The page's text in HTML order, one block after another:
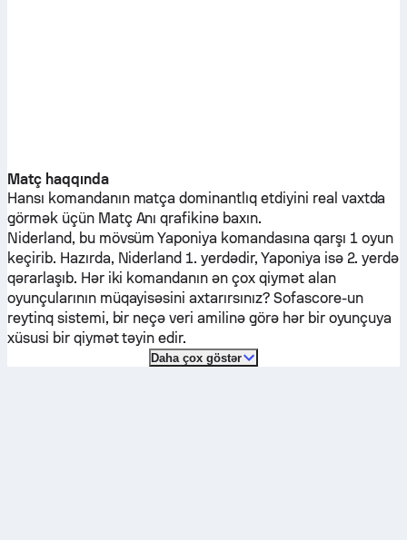
Matç haqqında
Hansı komandanın matça dominantlıq etdiyini real vaxtda
görmək üçün Matç Anı qrafikinə baxın.
Niderland, bu mövsümYaponiya komandasına qarşı 1 oyun
keçirib. Hazırda, Niderland 1. yerdədir, Yaponiya isə 2. yerdə
qərarlaşıb. Hər iki komandanın ən çox qiymət alan
oyunçularının müqayisəsini axtarırsınız? Sofascore-un
reytinq sistemi, bir neçə veri amilinə görə hər bir oyunçuya
xüsusi bir qiymət təyin edir.
Daha çox göstər